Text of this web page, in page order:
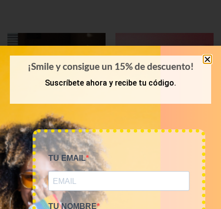
KILOS
Mix vestidos vintage
12€/Kg
60,00€–240,00 € (sin IVA)
Mix de prendas vintage
(sin IVA)
¡Smile y consigue un 15% de descuento!
Suscríbete ahora y recibe tu código.
TU EMAIL
TU NOMBRE